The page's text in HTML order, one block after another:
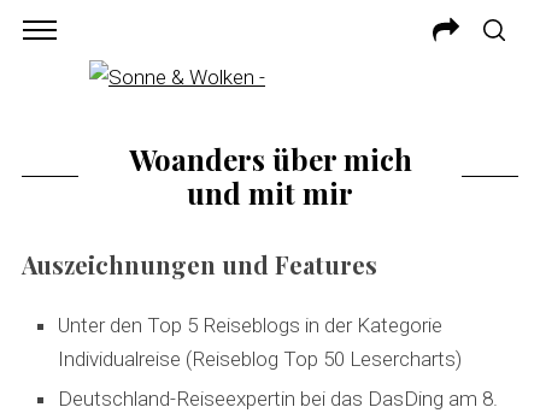
Woanders über mich
und mit mir
Auszeichnungen und Features
Unter den Top 5 Reiseblogs in der Kategorie
Individualreise (Reiseblog Top 50 Lesercharts)
Deutschland-Reiseexpertin bei das DasDing am 8.